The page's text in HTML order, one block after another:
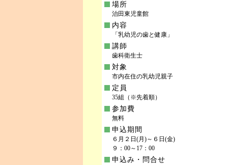
場所
治田東児童館
内容
「乳幼児の歯と健康」
講師
歯科衛生士
対象
市内在住の乳幼児親子
定員
35組（※先着順）
参加費
無料
申込期間
６月２日(月)～６日(金)
９：00～17：00
申込み・問合せ